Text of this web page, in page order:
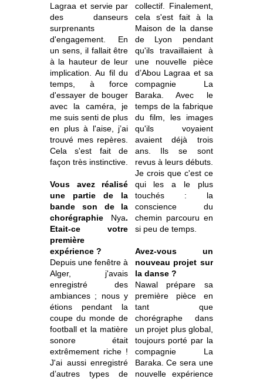
Lagraa et servie par
des danseurs
surprenants
d'engagement. En
un sens, il fallait être
à la hauteur de leur
implication. Au fil du
temps, à force
d'essayer de bouger
avec la caméra, je
me suis senti de plus
en plus à l'aise, j’ai
trouvé mes repères.
Cela s'est fait de
façon très instinctive.
Vous avez réalisé
une partie de la
bande son de la
chorégraphie Nya.
Etait-ce votre
première
expérience ?
Depuis une fenêtre à
Alger, j'avais
enregistré des
ambiances ; nous y
étions pendant la
coupe du monde de
football et la matière
sonore était
extrêmement riche !
J'ai aussi enregistré
d’autres types de
collectif. Finalement,
cela s'est fait à la
Maison de la danse
de Lyon pendant
qu'ils travaillaient à
une nouvelle pièce
d’Abou Lagraa et sa
compagnie La
Baraka. Avec le
temps de la fabrique
du film, les images
qu'ils voyaient
avaient déjà trois
ans. Ils se sont
revus à leurs débuts.
Je crois que c'est ce
qui les a le plus
touchés : la
conscience du
chemin parcouru en
si peu de temps.
Avez-vous un
nouveau projet sur
la danse ?
Nawal prépare sa
première pièce en
tant que
chorégraphe dans
un projet plus global,
toujours porté par la
compagnie La
Baraka. Ce sera une
nouvelle expérience